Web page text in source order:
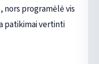
nors programėlė vis
patikimai vertinti